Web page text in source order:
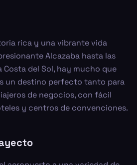
rica y una vibrante vida
Alcazaba hasta las
Costa del Sol, hay mucho que
un destino perfecto tanto para
de negocios, con fácil
y centros de convenciones.